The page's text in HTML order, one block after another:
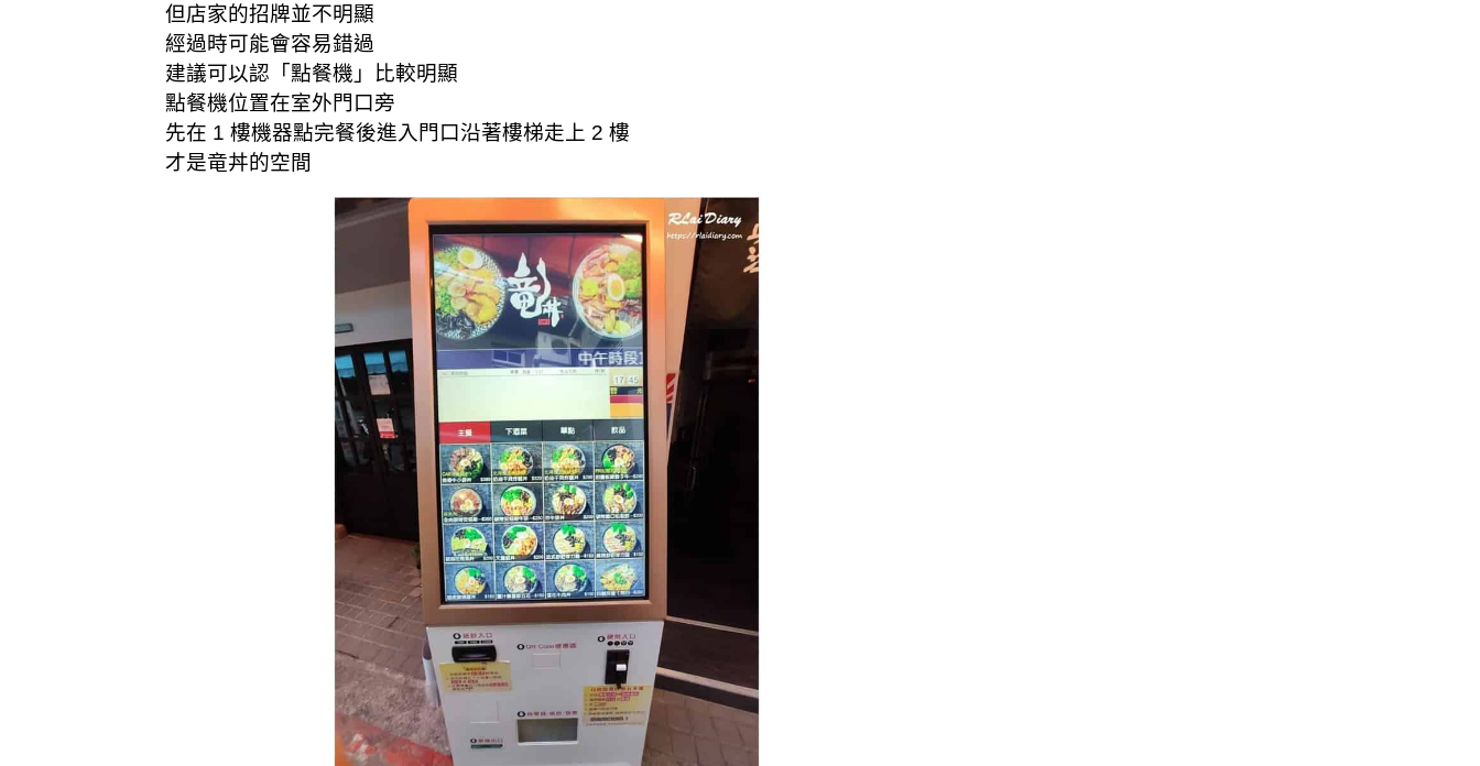
但店家的招牌並不明顯
經過時可能會容易錯過
建議可以認「點餐機」比較明顯
點餐機位置在室外門口旁
先在 1 樓機器點完餐後進入門口沿著樓梯走上 2 樓
才是竜丼的空間